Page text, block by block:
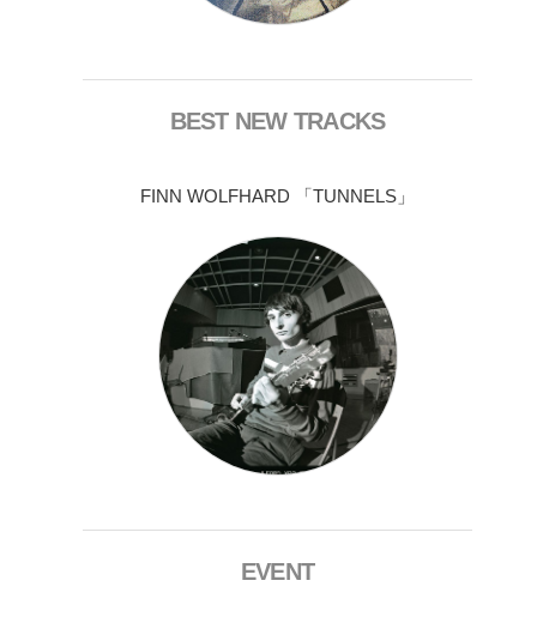
BEST NEW TRACKS
FINN WOLFHARD 「TUNNELS」
EVENT